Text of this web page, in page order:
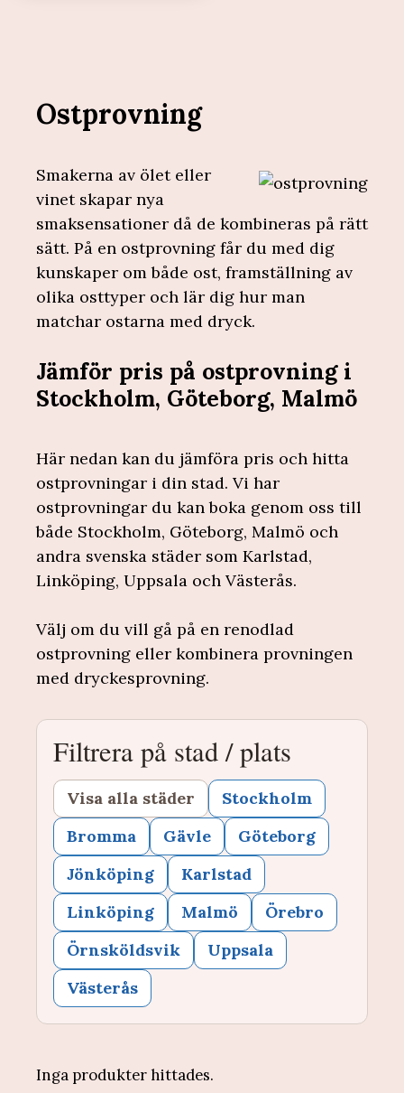
Ostprovning
Smakerna av ölet eller
vinet skapar nya
smaksensationer då de kombineras på rätt
sätt. På en ostprovning får du med dig
kunskaper om både ost, framställning av
olika osttyper och lär dig hur man
matchar ostarna med dryck.
Jämför pris på ostprovning i
Stockholm, Göteborg, Malmö
Här nedan kan du jämföra pris och hitta
ostprovningar i din stad. Vi har
ostprovningar du kan boka genom oss till
både Stockholm, Göteborg, Malmö och
andra svenska städer som Karlstad,
Linköping, Uppsala och Västerås.
Välj om du vill gå på en renodlad
ostprovning eller kombinera provningen
med dryckesprovning.
Filtrera på stad / plats
Visa alla städer
Stockholm
Bromma
Gävle
Göteborg
Jönköping
Karlstad
Linköping
Malmö
Örebro
Örnsköldsvik
Uppsala
Västerås
Inga produkter hittades.